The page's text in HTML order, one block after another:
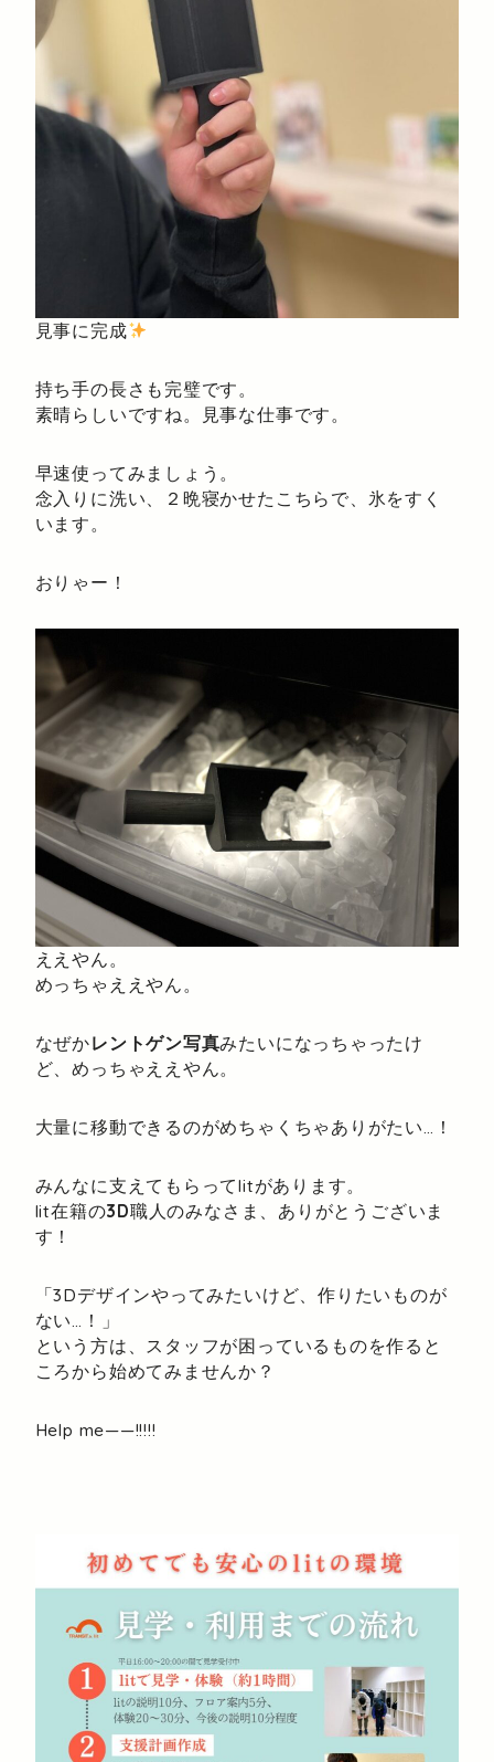
見事に完成
持ち手の長さも完璧です。
素晴らしいですね。見事な仕事です。
早速使ってみましょう。
念入りに洗い、２晩寝かせたこちらで、氷をすく
います。
おりゃー！
ええやん。
めっちゃええやん。
なぜかレントゲン写真みたいになっちゃったけ
ど、めっちゃええやん。
大量に移動できるのがめちゃくちゃありがたい…！
みんなに支えてもらってlitがあります。
lit在籍の3D職人のみなさま、ありがとうございま
す！
「3Dデザインやってみたいけど、作りたいものが
ない…！」
という方は、スタッフが困っているものを作ると
ころから始めてみませんか？
Help me——!!!!!